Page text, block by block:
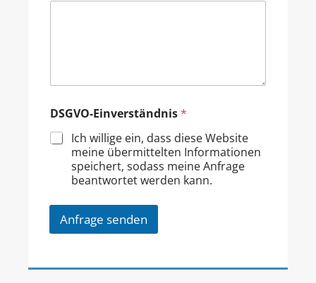
DSGVO-Einverständnis*
Ich willige ein, dass diese Website
meine übermittelten Informationen
speichert, sodass meine Anfrage
beantwortet werden kann.
Anfrage senden